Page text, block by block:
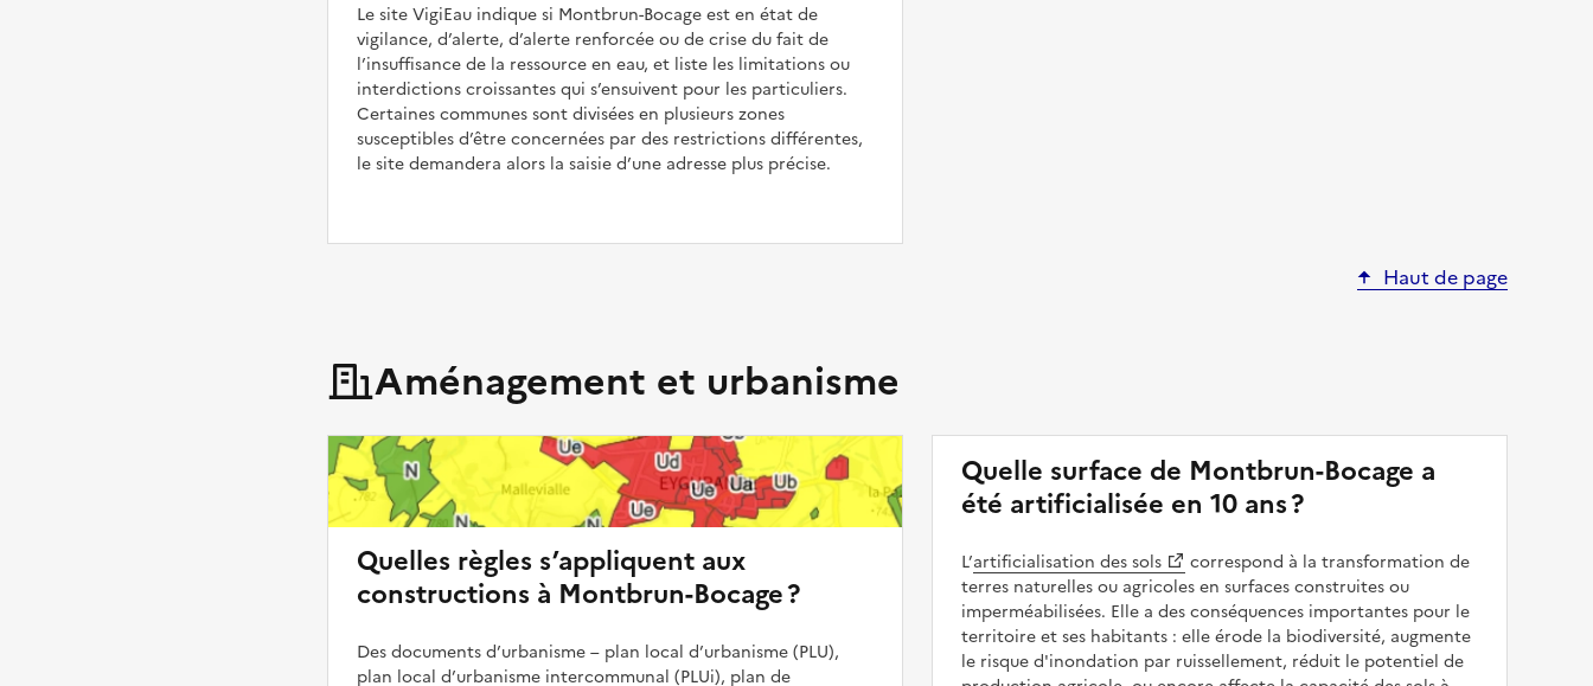
Le site VigiEau indique si Montbrun-Bocage est en état de
vigilance, d’alerte, d’alerte renforcée ou de crise du fait de
l’insuffisance de la ressource en eau, et liste les limitations ou
interdictions croissantes qui s’ensuivent pour les particuliers.
Certaines communes sont divisées en plusieurs zones
susceptibles d’être concernées par des restrictions différentes,
le site demandera alors la saisie d’une adresse plus précise.
Haut de page
Aménagement et urbanisme
Quelles règles s’appliquent aux
constructions à Montbrun-Bocage ?
Des documents d’urbanisme – plan local d’urbanisme (PLU),
plan local d’urbanisme intercommunal (PLUi), plan de
Quelle surface de Montbrun-Bocage a
été artificialisée en 10 ans ?
L’artificialisation des sols
correspond à la transformation de
terres naturelles ou agricoles en surfaces construites ou
imperméabilisées. Elle a des conséquences importantes pour le
territoire et ses habitants : elle érode la biodiversité, augmente
le risque d'inondation par ruissellement, réduit le potentiel de